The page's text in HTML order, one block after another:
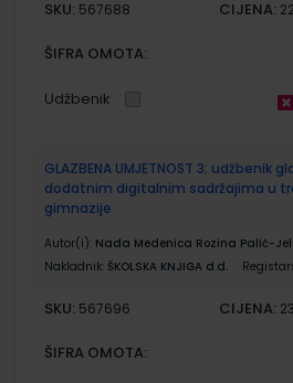
SKU: 567688 CIJENA:
ŠIFRA OMOTA:
Udžbenik
GLAZBENA UMJETNOST 3;
dodatnim digitalnim sadržajima u
gimnazije
Autor(i): Nada Medenica Rozina Palić-
Nakladnik: ŠKOLSKA KNJIGA d.d.
SKU: 567696 CIJENA:
ŠIFRA OMOTA: